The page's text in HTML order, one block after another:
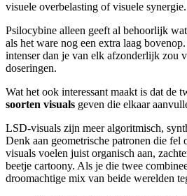
visuele overbelasting of visuele synergie.
Psilocybine alleen geeft al behoorlijk
als het ware nog een extra laag
intenser dan je van elk afzonderlijk zou
doseringen.
Wat het ook interessant maakt is dat de
soorten visuals geven die elkaar
LSD-visuals zijn meer algoritmisch,
Denk aan geometrische patronen die fel
visuals voelen juist organisch aan,
beetje cartoony. Als je die twee
droomachtige mix van beide werelden